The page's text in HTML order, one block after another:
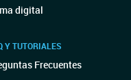
digital
Y TUTORIALES
Frecuentes